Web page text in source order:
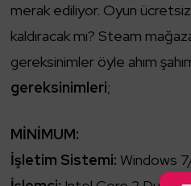
merak ediliyor. Oyun ücretsiz
kaldıracak mı? Steam
gereksinimler öyle ahım
gereksinimleri;
MİNİMUM:
İşletim Sistemi: Windows